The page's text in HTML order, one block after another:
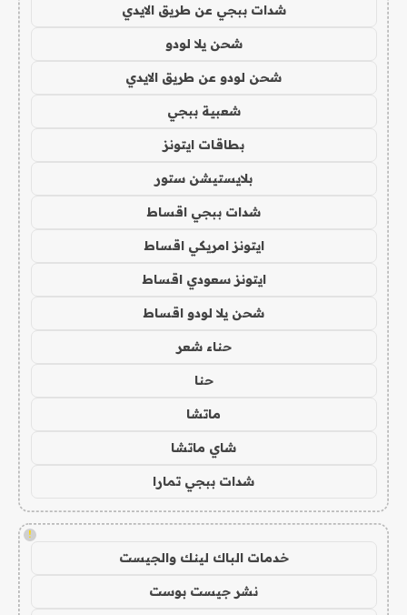
شدات ببجي عن طريق الايدي
شحن يلا لودو
شحن لودو عن طريق الايدي
شعبية ببجي
بطاقات ايتونز
بلايستيشن ستور
شدات ببجي اقساط
ايتونز امريكي اقساط
ايتونز سعودي اقساط
شحن يلا لودو اقساط
حناء شعر
حنا
ماتشا
شاي ماتشا
شدات ببجي تمارا
!
خدمات الباك لينك والجيست
نشر جيست بوست